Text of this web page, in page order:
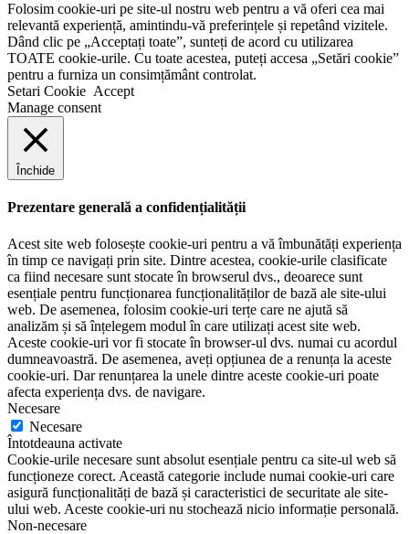
Folosim cookie-uri pe site-ul nostru web pentru a vă oferi cea mai
relevantă experiență, amintindu-vă preferințele și repetând vizitele.
Dând clic pe „Acceptați toate”, sunteți de acord cu utilizarea
TOATE cookie-urile. Cu toate acestea, puteți accesa „Setări cookie”
pentru a furniza un consimțământ controlat.
Setari Cookie Accept
Manage consent
Închide
Prezentare generală a confidențialității
Acest site web folosește cookie-uri pentru a vă îmbunătăți experiența
în timp ce navigați prin site. Dintre acestea, cookie-urile clasificate
ca fiind necesare sunt stocate în browserul dvs., deoarece sunt
esențiale pentru funcționarea funcționalităților de bază ale site-ului
web. De asemenea, folosim cookie-uri terțe care ne ajută să
analizăm și să înțelegem modul în care utilizați acest site web.
Aceste cookie-uri vor fi stocate în browser-ul dvs. numai cu acordul
dumneavoastră. De asemenea, aveți opțiunea de a renunța la aceste
cookie-uri. Dar renunțarea la unele dintre aceste cookie-uri poate
afecta experiența dvs. de navigare.
Necesare
Necesare
Întotdeauna activate
Cookie-urile necesare sunt absolut esențiale pentru ca site-ul web să
funcționeze corect. Această categorie include numai cookie-uri care
asigură funcționalități de bază și caracteristici de securitate ale site-
ului web. Aceste cookie-uri nu stochează nicio informație personală.
Non-necesare